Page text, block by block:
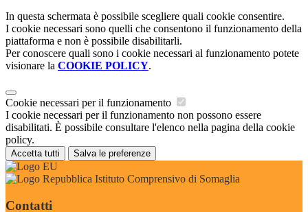
In questa schermata è possibile scegliere quali cookie consentire.
I cookie necessari sono quelli che consentono il funzionamento della
piattaforma e non è possibile disabilitarli.
Per conoscere quali sono i cookie necessari al funzionamento potete
visionare la COOKIE POLICY.
Cookie necessari per il funzionamento
I cookie necessari per il funzionamento non possono essere
disabilitati. È possibile consultare l'elenco nella pagina della cookie
policy.
Accetta tutti Salva le preferenze
Istituto Comprensivo di Somaglia
Contatti